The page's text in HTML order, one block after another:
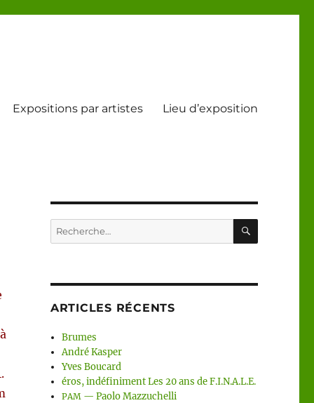
Expositions par artistes Lieu d’exposition
Recherche
pour :
ARTICLES RÉCENTS
Brumes
André Kasper
Yves Boucard
éros, indéfiniment Les 20 ans de F.I.N.A.L.E.
PAM — Paolo Mazzuchelli